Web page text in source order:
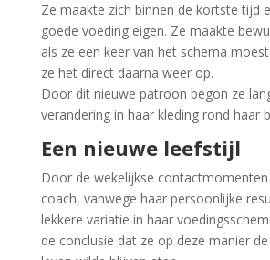
Ze maakte zich binnen de kortste tijd
goede voeding eigen. Ze maakte
als ze een keer van het schema
ze het direct daarna weer op.
Door dit nieuwe patroon begon ze
verandering in haar kleding rond haar
Een nieuwe leefstijl
Door de wekelijkse
coach, vanwege haar persoonlijke
lekkere variatie in haar
de conclusie dat ze op deze manier